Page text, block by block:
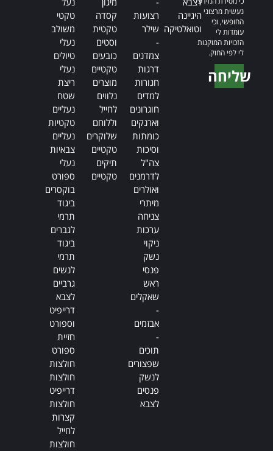
נעשית מרצוני
החופשי, וכי
עומדות לי
הזכויות המוקנות
לי לפי החוק.
שליחה
היגיינה
וטואלטיקה
רצועות
שילר
-
צמדנים
דרגות
חגורות
למדים
חוגרונים
וארנקים
כומתות
וסיכות
צה"ל
לדרמנים
ואולרים
מיתרי
צניחה
ערכות
ניקוי
נשק
פנסי
ראש
שאקלים
-
אבזמים
-
תוכים
שפצורים
לנשק
פנסים
לצבא
קסדה
טקטית
וסטים
כובעים
טקטיים
מוצרים
נלווים
לחייל
וללוחם
שלוקרים
טקטיים
תיקים
טקטיים
טקטי
משולב
נעלי
טיולים
נעלי
ריצת
שטח
נעליים
טקטיות
נעליים
צבאיות
נעלי
ספורט
בוקסרים
ביגוד
תרמי
לגברים
ביגוד
תרמי
לנשים
גרביים
לצבא
דרייפיט
וספורט
חזיית
ספורט
חולצות
חולצות
דרייפיט
חולצות
קצרות
לחייל
חולצות